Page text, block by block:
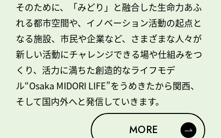
そのために、「みどり」と融合した生命力あふ
れる都市空間や、 イノベーション活動の起点と
なる施設、市⺠や企業など、 さまざまな人々が
新しい活動にチャレンジできる場や仕組みをつ
くり、 活力に満ちた創造的なライフモデ
ル“Osaka MIDORI LIFE”をうめきたから関⻄、
そして国内外へと発信していきます。
MORE